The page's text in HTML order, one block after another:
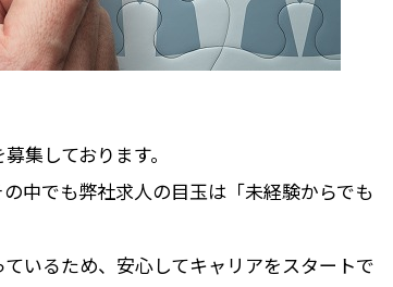
集しております。
中でも弊社求人の目玉は「未経験からでも
いるため、安心してキャリアをスタートで